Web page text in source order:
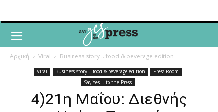
Αρχική Viral Business story ...food & beverage edition
Viral Business story ...food & beverage edition
Press Room
Say Yes ...to the Press
4)21η Μαΐου: Διεθνής